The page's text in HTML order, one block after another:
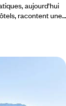
aujourd'hui
racontent une
particulier de
la famille, n'est